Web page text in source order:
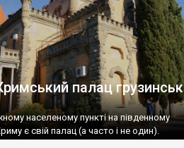
палац
населеному пункті на південному
є свій палац (а часто і не один).